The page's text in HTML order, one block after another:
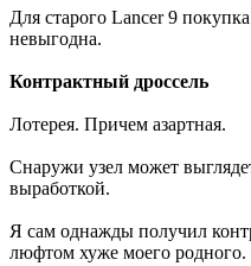
Для старого Lancer 9
невыгодна.
Контрактный дроссель
Лотерея. Причем азартная.
Снаружи узел может
выработкой.
Я сам однажды получил
люфтом хуже моего родного.